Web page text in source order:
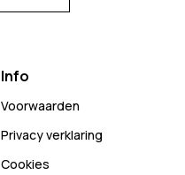
Info
Voorwaarden
Privacy verklaring
Cookies